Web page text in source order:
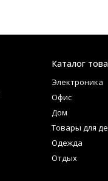
Каталог
Электроника
Офис
Дом
Товары для
Одежда
Отдых